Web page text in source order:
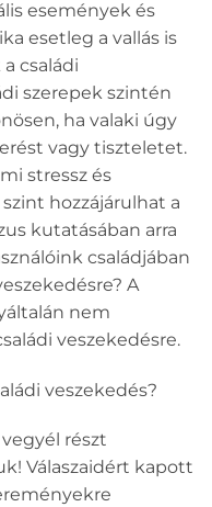
események és
esetleg a vallás is
családi
szerepek szintén
ha valaki úgy
vagy tiszteletet.
stressz és
hozzájárulhat a
kutatásában arra
családjában
A
nem
veszekedésre.
veszekedés?
részt
Válaszaidért kapott